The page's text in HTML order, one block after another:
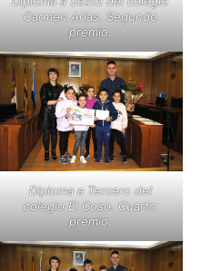
Carmen Arias. Segundo
premio.
Diploma a Tercero del
colegio El Coso. Cuarto
premio.